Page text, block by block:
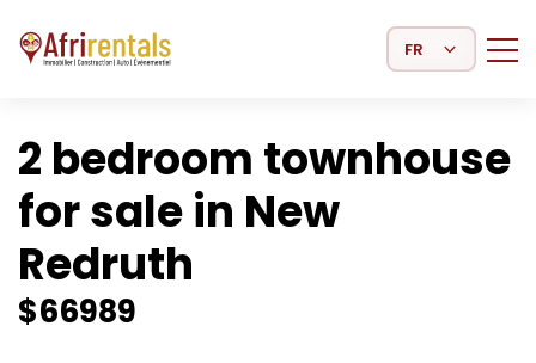
Select Language
2 bedroom townhouse
for sale in New
Redruth
$66989